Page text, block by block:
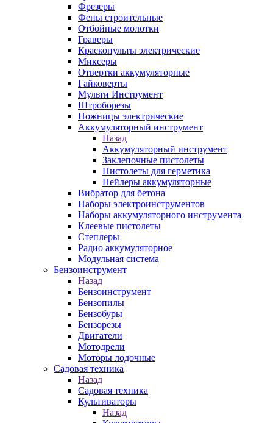
Фрезеры
Фены строительные
Отбойные молотки
Граверы
Краскопульты электрические
Миксеры
Отвертки аккумуляторные
Гайковерты
Мульти Инструмент
Штроборезы
Ножницы электрические
Аккумуляторный инструмент
Назад
Аккумуляторный инструмент
Заклепочные пистолеты
Пистолеты для герметика
Нейлеры аккумуляторные
Вибратор для бетона
Наборы электроинструментов
Наборы аккумуляторного инструмента
Клеевые пистолеты
Степлеры
Радио аккумуляторное
Модульная система
Бензоинструмент
Назад
Бензоинструмент
Бензопилы
Бензобуры
Бензорезы
Двигатели
Мотодрели
Моторы лодочные
Садовая техника
Назад
Садовая техника
Культиваторы
Назад